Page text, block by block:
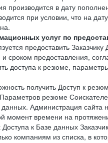
производится в дату
при условии, что на
услуг по
предоставить
сроком предоставления,
доступа к резюме,
получить Доступ к
резюме
Администрация
момент времени на
к Базе данных
компаниям из списка, в